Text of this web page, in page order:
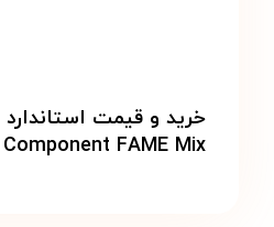
Component FAME Mix کد CRM۴۷۸۸۵